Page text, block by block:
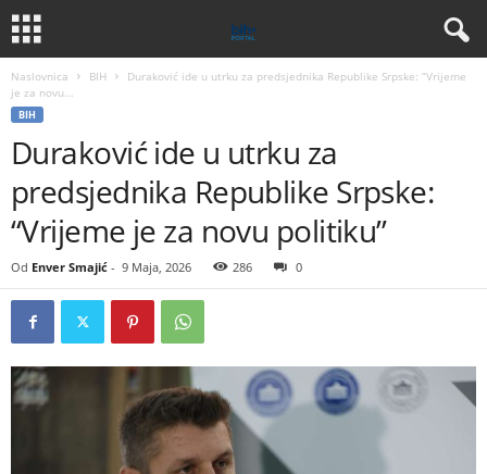
Naslovnica BIH
Duraković ide u utrku za predsjednika Republike Srpske: “Vrijeme
je za novu...
BIH
Duraković ide u utrku za
predsjednika Republike Srpske:
“Vrijeme je za novu politiku”
Od Enver Smajić - 9 Maja, 2026 286 0